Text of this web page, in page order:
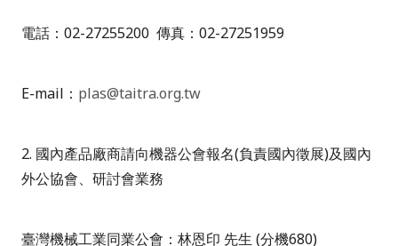
電話：02-27255200 傳真：02-27251959
E-mail： plas@taitra.org.tw
2. 國內產品廠商請向機器公會報名(負責國內徵展)及國內
外公協會、研討會業務
臺灣機械工業同業公會：林恩印 先生 (分機680)